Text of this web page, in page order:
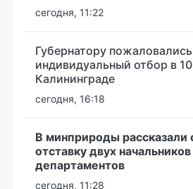
сегодня, 11:22
Губернатору
индивидуальный отбор в
Калининграде
сегодня, 16:18
В минприроды рассказали
отставку двух начальников
департаментов
сегодня, 11:28